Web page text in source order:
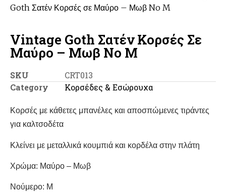
Goth Σατέν Κορσές σε Μαύρο – Μωβ No M
Vintage Goth Σατέν Κορσές Σε
Μαύρο – Μωβ No M
SKU
CRT013
Category
Κορσέδες & Εσώρουχα
Κορσές με κάθετες μπανέλες και αποσπώμενες τιράντες
για καλτσοδέτα
Κλείνει με μεταλλικά κουμπιά και κορδέλα στην πλάτη
Χρώμα: Μαύρο – Μωβ
Νούμερο: Μ